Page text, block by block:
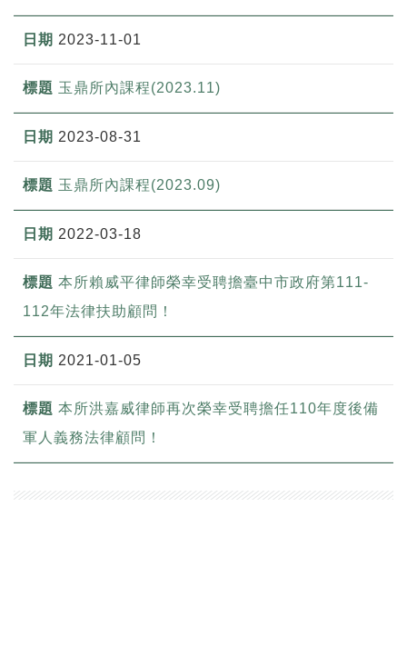
2023-11-01
玉鼎所內課程(2023.11)
2023-08-31
玉鼎所內課程(2023.09)
2022-03-18
本所賴威平律師榮幸受聘擔臺中市政府第111-
112年法律扶助顧問！
2021-01-05
本所洪嘉威律師再次榮幸受聘擔任110年度後備
軍人義務法律顧問！